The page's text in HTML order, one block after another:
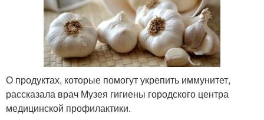
О продуктах, которые помогут укрепить иммунитет,
рассказала врач Музея гигиены городского центра
медицинской профилактики.